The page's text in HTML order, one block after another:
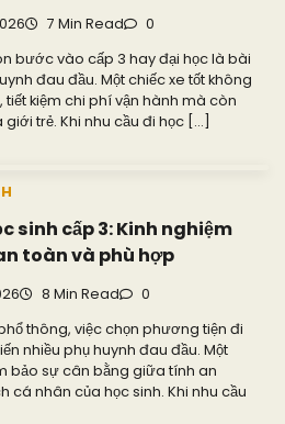
7 Min Read 0
bước vào cấp 3 hay đại học là bài
đau đầu. Một chiếc xe tốt không
kiệm chi phí vận hành mà còn
trẻ. Khi nhu cầu đi học […]
sinh cấp 3: Kinh nghiệm
toàn và phù hợp
8 Min Read 0
thông, việc chọn phương tiện đi
nhiều phụ huynh đau đầu. Một
bảo sự cân bằng giữa tính an
cá nhân của học sinh. Khi nhu cầu